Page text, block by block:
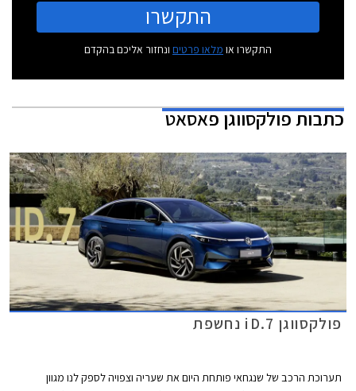
התקשרו
התקשרו או מלאו פרטים ונחזור אליכם בהקדם
כתבותפולקסווגן פאסאט
פולקסווגן iD.7 נחשפת
תערוכת הרכב של שנגחאי פותחת היום את שעריה וצפויה לספק לנו מגוון